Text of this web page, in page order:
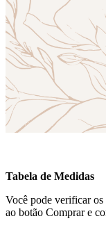
Tabela de Medidas
Você pode verificar
ao botão Comprar e